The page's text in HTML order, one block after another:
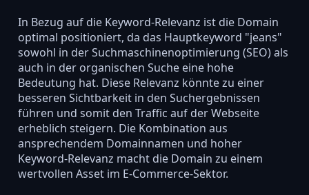
In Bezug auf die Keyword-Relevanz ist die Domain
optimal positioniert, da das Hauptkeyword "jeans"
sowohl in der Suchmaschinenoptimierung (SEO) als
auch in der organischen Suche eine hohe
Bedeutung hat. Diese Relevanz könnte zu einer
besseren Sichtbarkeit in den Suchergebnissen
führen und somit den Traffic auf der Webseite
erheblich steigern. Die Kombination aus
ansprechendem Domainnamen und hoher
Keyword-Relevanz macht die Domain zu einem
wertvollen Asset im E-Commerce-Sektor.